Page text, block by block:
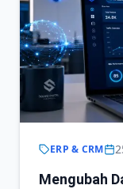
ERP & CRM
Mengubah